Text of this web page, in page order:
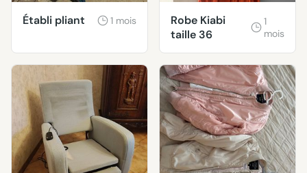
Établi pliant 1 mois
Robe Kiabi
taille 36
1
mois